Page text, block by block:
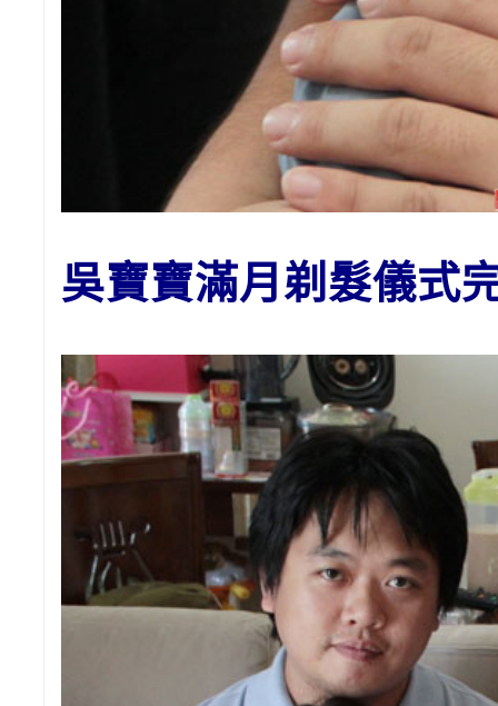
吳寶寶滿月剃髮儀式